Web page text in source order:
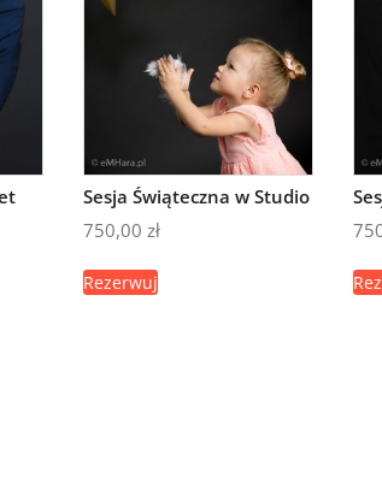
Sesja Świąteczna w Studio
750,00 zł
Rezerwuj